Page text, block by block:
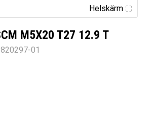
Helskärm
M5X20 T27 12.9 T
01